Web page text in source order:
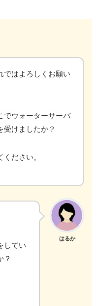
ではよろしくお願い
でウォーターサーバ
受けましたか？
ださい。
はるか
してい
？